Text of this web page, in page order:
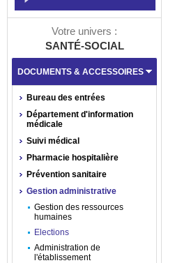
Votre univers :
SANTÉ-SOCIAL
DOCUMENTS & ACCESSOIRES
Bureau des entrées
Département d'information
médicale
Suivi médical
Pharmacie hospitalière
Prévention sanitaire
Gestion administrative
Gestion des ressources
humaines
Elections
Administration de
l'établissement